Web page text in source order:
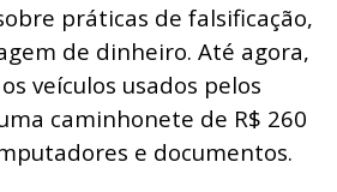
práticas de falsificação,
de dinheiro. Até agora,
veículos usados pelos
caminhonete de R$ 260
e documentos.